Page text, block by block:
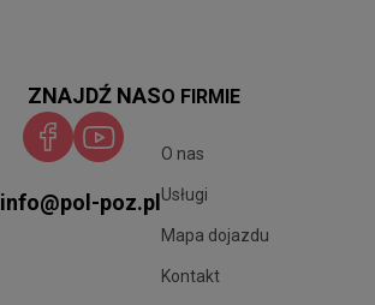
info@pol-poz.pl
ZNAJDŹ NASO FIRMIE
O nas
Usługi
Mapa dojazdu
Kontakt